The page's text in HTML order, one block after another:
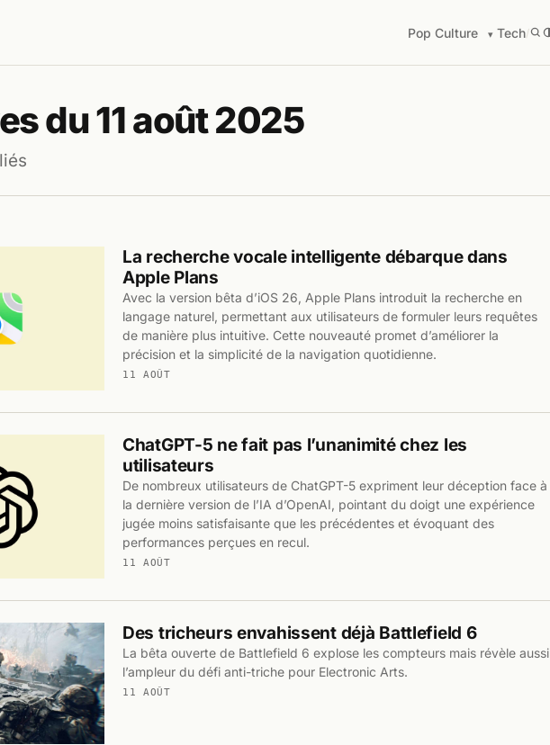
Pop Culture Tech/
du 11 août 2025
La recherche vocale intelligente débarque dans
Apple Plans
Avec la version bêta d’iOS 26, Apple Plans introduit la recherche en
langage naturel, permettant aux utilisateurs de formuler leurs requêtes
de manière plus intuitive. Cette nouveauté promet d’améliorer la
précision et la simplicité de la navigation quotidienne.
11 AOÛT
ChatGPT-5 ne fait pas l’unanimité chez les
utilisateurs
De nombreux utilisateurs de ChatGPT-5 expriment leur déception face à
la dernière version de l’IA d’OpenAI, pointant du doigt une expérience
jugée moins satisfaisante que les précédentes et évoquant des
performances perçues en recul.
11 AOÛT
Des tricheurs envahissent déjà Battlefield 6
La bêta ouverte de Battlefield 6 explose les compteurs mais révèle aussi
l’ampleur du défi anti-triche pour Electronic Arts.
11 AOÛT